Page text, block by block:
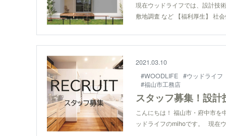
現在ウッドライフでは、設計技
敷地調査 など 【福利厚生】 社
2021.03.10
#WOODLIFE #ウッドライフ
#福山市工務店
スタッフ募集！設計
こんにちは！ 福山市・府中市を
ッドライフのmihoです。 現在